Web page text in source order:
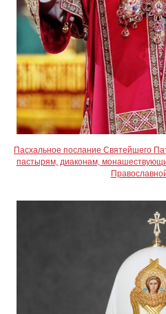
Пасхальное послание Святейшего
пастырям, диаконам,